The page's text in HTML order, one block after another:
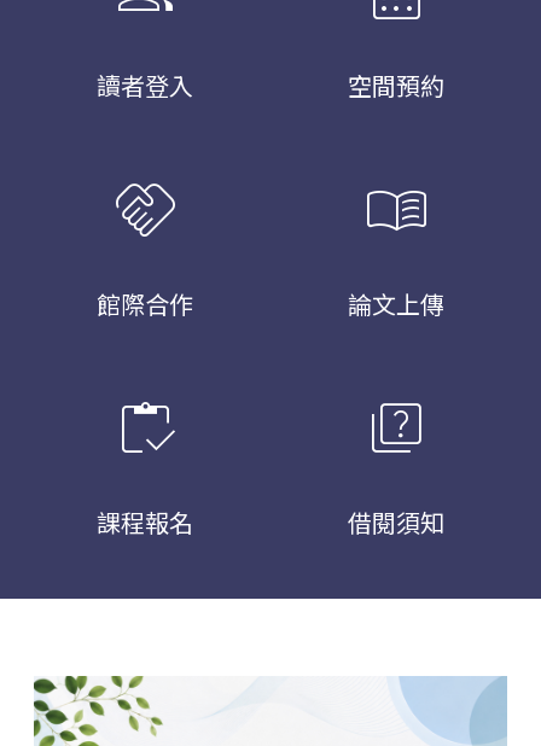
讀者登入 空間預約
handshake
館際合作
menu_book
論文上傳
inventory
課程報名
quiz
借閱須知